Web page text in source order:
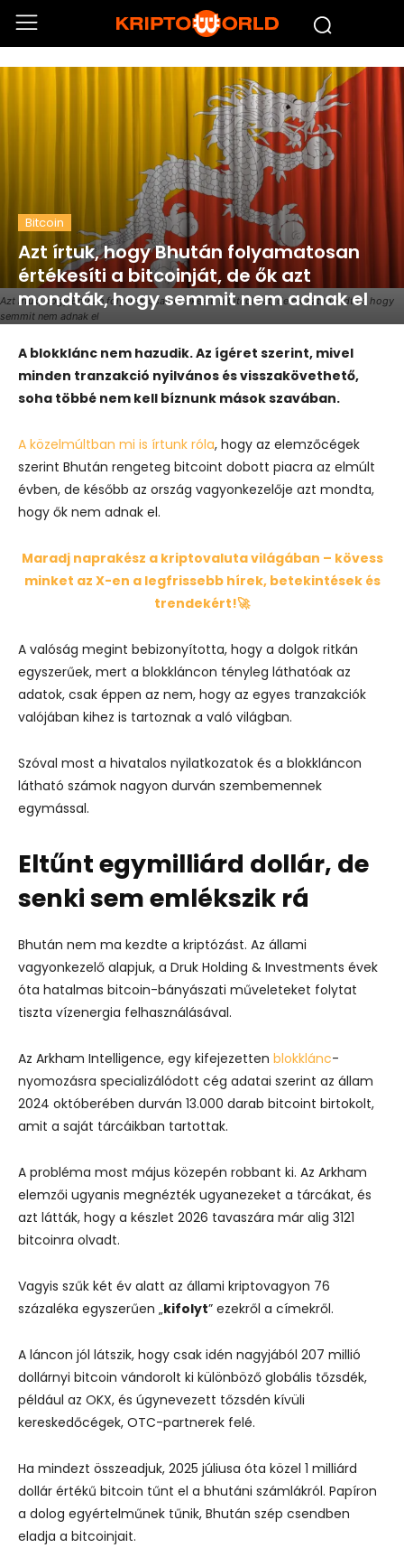
Azt írtuk, hogy Bhután folyamatosan értékesíti a bitcoinját, de ők azt mondták, hogy
semmit nem adnak el
Bitcoin
Azt írtuk, hogy Bhután folyamatosan
értékesíti a bitcoinját, de ők azt
mondták, hogy semmit nem adnak el
A blokklánc nem hazudik. Az ígéret szerint, mivel
minden tranzakció nyilvános és visszakövethető,
soha többé nem kell bíznunk mások szavában.
A közelmúltban mi is írtunk róla, hogy az elemzőcégek
szerint Bhután rengeteg bitcoint dobott piacra az elmúlt
évben, de később az ország vagyonkezelője azt mondta,
hogy ők nem adnak el.
Maradj naprakész a kriptovaluta világában – kövess
minket az X-en a legfrissebb hírek, betekintések és
trendekért!🚀
A valóság megint bebizonyította, hogy a dolgok ritkán
egyszerűek, mert a blokkláncon tényleg láthatóak az
adatok, csak éppen az nem, hogy az egyes tranzakciók
valójában kihez is tartoznak a való világban.
Szóval most a hivatalos nyilatkozatok és a blokkláncon
látható számok nagyon durván szembemennek
egymással.
Eltűnt egymilliárd dollár, de
senki sem emlékszik rá
Bhután nem ma kezdte a kriptózást. Az állami
vagyonkezelő alapjuk, a Druk Holding & Investments évek
óta hatalmas bitcoin-bányászati műveleteket folytat
tiszta vízenergia felhasználásával.
Az Arkham Intelligence, egy kifejezetten blokklánc-
nyomozásra specializálódott cég adatai szerint az állam
2024 októberében durván 13.000 darab bitcoint birtokolt,
amit a saját tárcáikban tartottak.
A probléma most május közepén robbant ki. Az Arkham
elemzői ugyanis megnézték ugyanezeket a tárcákat, és
azt látták, hogy a készlet 2026 tavaszára már alig 3121
bitcoinra olvadt.
Vagyis szűk két év alatt az állami kriptovagyon 76
százaléka egyszerűen „kifolyt” ezekről a címekről.
A láncon jól látszik, hogy csak idén nagyjából 207 millió
dollárnyi bitcoin vándorolt ki különböző globális tőzsdék,
például az OKX, és úgynevezett tőzsdén kívüli
kereskedőcégek, OTC-partnerek felé.
Ha mindezt összeadjuk, 2025 júliusa óta közel 1 milliárd
dollár értékű bitcoin tűnt el a bhutáni számlákról. Papíron
a dolog egyértelműnek tűnik, Bhután szép csendben
eladja a bitcoinjait.